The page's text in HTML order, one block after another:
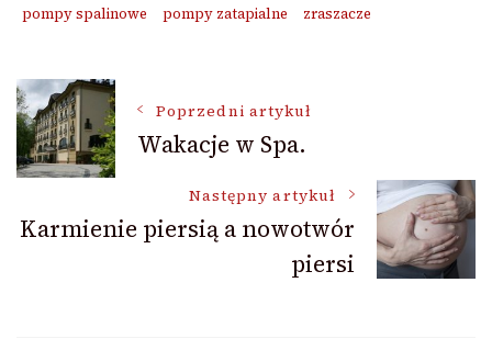
pompy spalinowe
pompy zatapialne zraszacze
Nawigacja
wpisu
Poprzedni artykuł
Wakacje w Spa.
Następny artykuł
Karmienie piersią a nowotwór
piersi